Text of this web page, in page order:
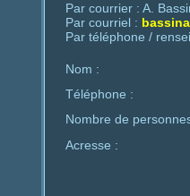
Par courrier : A.
Par courriel :
Par téléphone /
Nom :
Téléphone :
Nombre de
Acresse :